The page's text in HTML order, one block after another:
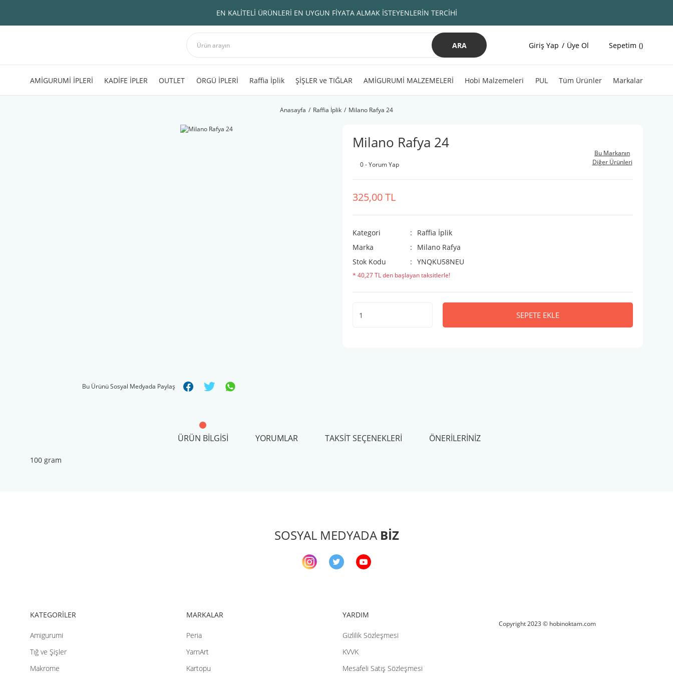
EN KALİTELİ ÜRÜNLERİ EN UYGUN FİYATA ALMAK İSTEYENLERİN TERCİHİ
ARA Giriş Yap Üye Ol Sepetim
AMİGURUMİ İPLERİ KADİFE İPLER OUTLET ÖRGÜ İPLERİ Raffia İplik ŞİŞLER ve TIĞLAR AMİGURUMİ MALZEMELERİ Hobi Malzemeleri PUL Tüm Ürünler Markalar
Anasayfa Raffia İplik Milano Rafya 24
Bu Ürünü Sosyal Medyada Paylaş
Milano Rafya 24
0 - Yorum Yap
Bu Markanın
Diğer Ürünleri
325,00 TL
Kategori
Raffia İplik
Marka
Milano Rafya
Stok Kodu
YNQKU58NEU
* 40,27 TL den başlayan taksitlerle!
SEPETE EKLE
ÜRÜN BILGISI YORUMLAR TAKSIT SEÇENEKLERI ÖNERILERINIZ
100 gram
Gönder
SOSYAL MEDYADA BİZ
KATEGORİLER
Amigurumi
Tığ ve Şişler
Makrome
MARKALAR
Peria
YarnArt
Kartopu
YARDIM
Gizlilik Sözleşmesi
KVVK
Mesafeli Satış Sözleşmesi
Copyright 2023 © hobinoktam.com